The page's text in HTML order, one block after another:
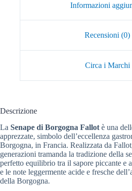
Informazioni
Recensioni (0)
Circa i Marchi
Descrizione
La Senape di Borgogna Fallot è una
apprezzate, simbolo dell’eccellenza
Borgogna, in Francia. Realizzata da
generazioni tramanda la tradizione della
perfetto equilibrio tra il sapore piccante e
e le note leggermente acide e fresche
della Borgogna.